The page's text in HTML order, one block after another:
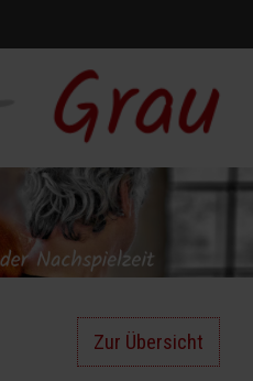
Zur Übersicht